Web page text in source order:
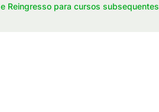
Reingresso para cursos subsequentes